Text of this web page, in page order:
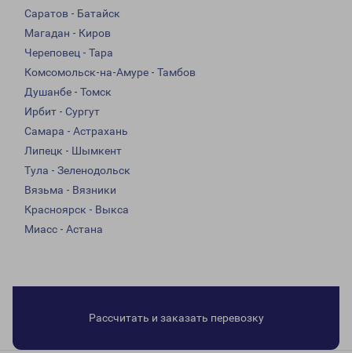
Саратов - Батайск
Магадан - Киров
Череповец - Тара
Комсомольск-на-Амуре - Тамбов
Душанбе - Томск
Ирбит - Сургут
Самара - Астрахань
Липецк - Шымкент
Тула - Зеленодольск
Вязьма - Вязники
Красноярск - Выкса
Миасс - Астана
Рассчитать и заказать перевозку